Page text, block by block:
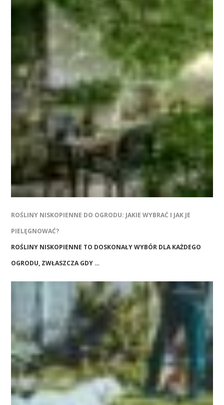
ROŚLINY NISKOPIENNE DO OGRODU: JAKIE WYBRAĆ I JAK JE
PIELĘGNOWAĆ?
ROŚLINY NISKOPIENNE TO DOSKONAŁY WYBÓR DLA KAŻDEGO
OGRODU, ZWŁASZCZA GDY …